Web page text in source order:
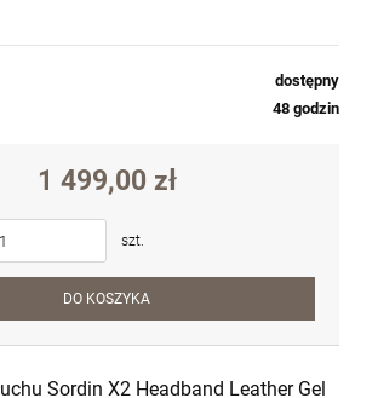
dostępny
48 godzin
1 499,00 zł
szt.
DO KOSZYKA
Sordin X2 Headband Leather Gel